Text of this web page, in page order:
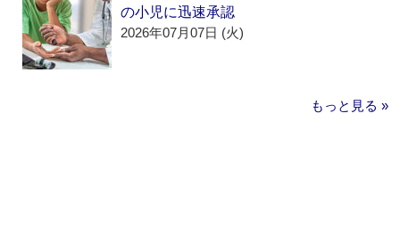
の小児に迅速承認
2026年07月07日 (火)
もっと見る »